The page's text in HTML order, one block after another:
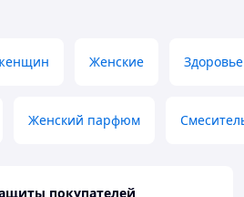
Женские Здоровье
Женский парфюм
покупателей